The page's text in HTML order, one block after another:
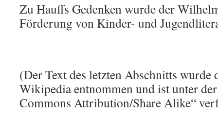
Zu Hauffs Gedenken wurde der
Förderung von Kinder- und
(Der Text des letzten Abschnitts wurde
Wikipedia entnommen und ist unter
Commons Attribution/Share Alike“